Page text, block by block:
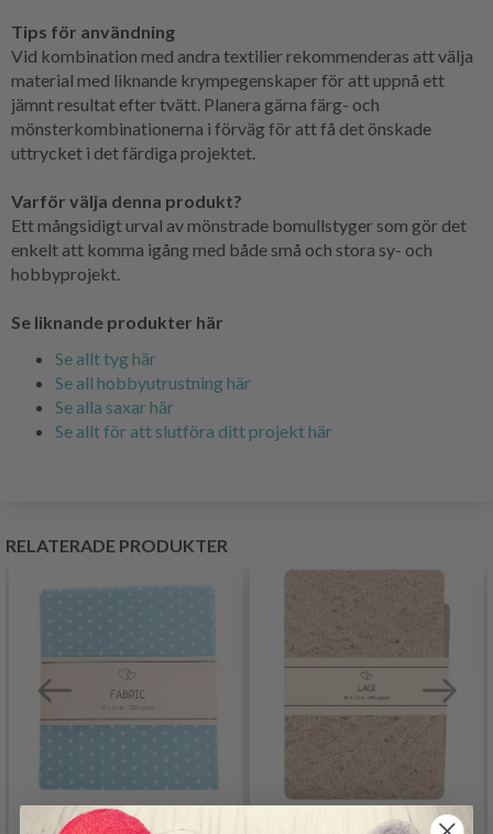
Tips för användning
Vid kombination med andra textilier rekommenderas att välja
material med liknande krympegenskaper för att uppnå ett
jämnt resultat efter tvätt. Planera gärna färg- och
mönsterkombinationerna i förväg för att få det önskade
uttrycket i det färdiga projektet.
Varför välja denna produkt?
Ett mångsidigt urval av mönstrade bomullstyger som gör det
enkelt att komma igång med både små och stora sy- och
hobbyprojekt.
Se liknande produkter här
Se allt tyg här
Se all hobbyutrustning här
Se alla saxar här
Se allt för att slutföra ditt projekt här
RELATERADE PRODUKTER